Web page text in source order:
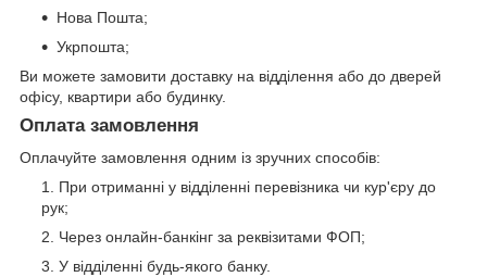
Нова Пошта;
Укрпошта;
Ви можете замовити доставку на відділення або до дверей
офісу, квартири або будинку.
Оплата замовлення
Оплачуйте замовлення одним із зручних способів:
При отриманні у відділенні перевізника чи кур'єру до
рук;
Через онлайн-банкінг за реквізитами ФОП;
У відділенні будь-якого банку.